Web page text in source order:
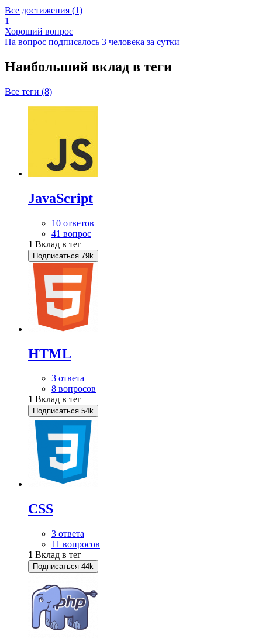
Все достижения (1)
1
Хороший вопрос
На вопрос подписалось 3 человека за сутки
Наибольший вклад в теги
Все теги (8)
JavaScript
10 ответов
41 вопрос
1 Вклад в тег
Подписаться 79k
HTML
3 ответа
8 вопросов
1 Вклад в тег
Подписаться 54k
CSS
3 ответа
11 вопросов
1 Вклад в тег
Подписаться 44k